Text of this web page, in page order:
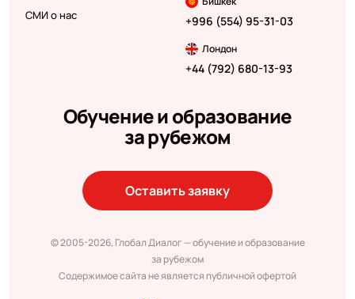
СМИ о нас
+996 (554) 95-31-03
Лондон
+44 (792) 680-13-93
Обучение и образование
за рубежом
Оставить заявку
© 2005-2026, Глобал Диалог — обучение и образование
за рубежом
Содержимое сайта не является публичной офертой